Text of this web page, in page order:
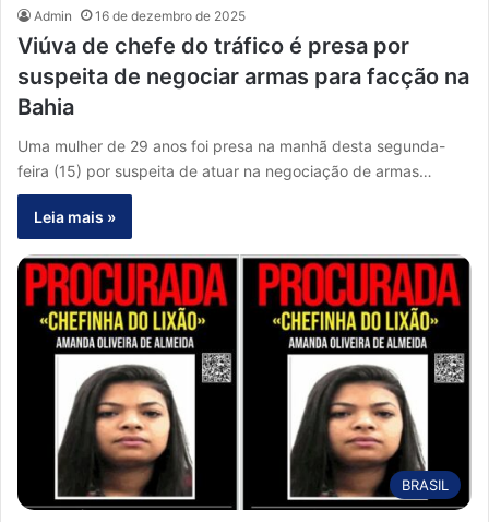
Admin 16 de dezembro de 2025
Viúva de chefe do tráfico é presa por
suspeita de negociar armas para facção na
Bahia
Uma mulher de 29 anos foi presa na manhã desta segunda-
feira (15) por suspeita de atuar na negociação de armas…
Leia mais »
BRASIL